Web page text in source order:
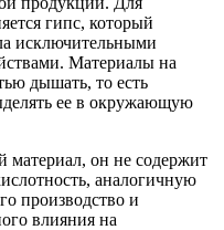
гипс, который
исключительными
Материалы на
дышать, то есть
ее в окружающую
материал, он не содержит
аналогичную
производство и
влияния на